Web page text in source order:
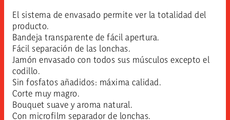
El sistema de envasado permite ver la totalidad del
producto.
Bandeja transparente de fácil apertura.
Fácil separación de las lonchas.
Jamón envasado con todos sus músculos excepto el
codillo.
Sin fosfatos añadidos: máxima calidad.
Corte muy magro.
Bouquet suave y aroma natural.
Con microfilm separador de lonchas.